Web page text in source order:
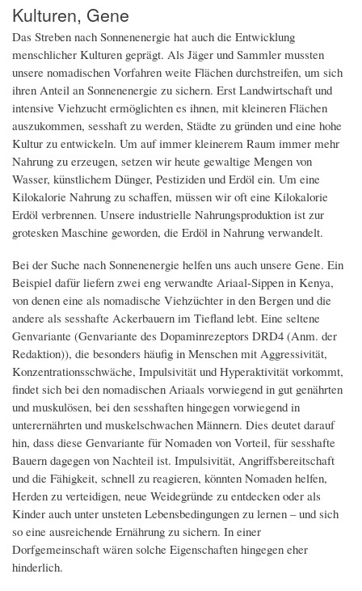
Kulturen, Gene
Das Streben nach Sonnenenergie hat auch die Entwicklung
menschlicher Kulturen geprägt. Als Jäger und Sammler mussten
unsere nomadischen Vorfahren weite Flächen durchstreifen, um sich
ihren Anteil an Sonnenenergie zu sichern. Erst Landwirtschaft und
intensive Viehzucht ermöglichten es ihnen, mit kleineren Flächen
auszukommen, sesshaft zu werden, Städte zu gründen und eine hohe
Kultur zu entwickeln. Um auf immer kleinerem Raum immer mehr
Nahrung zu erzeugen, setzen wir heute gewaltige Mengen von
Wasser, künstlichem Dünger, Pestiziden und Erdöl ein. Um eine
Kilokalorie Nahrung zu schaffen, müssen wir oft eine Kilokalorie
Erdöl verbrennen. Unsere industrielle Nahrungsproduktion ist zur
grotesken Maschine geworden, die Erdöl in Nahrung verwandelt.
Bei der Suche nach Sonnenenergie helfen uns auch unsere Gene. Ein
Beispiel dafür liefern zwei eng verwandte Ariaal-Sippen in Kenya,
von denen eine als nomadische Viehzüchter in den Bergen und die
andere als sesshafte Ackerbauern im Tiefland lebt. Eine seltene
Genvariante (Genvariante des Dopaminrezeptors DRD4 (Anm. der
Redaktion)), die besonders häufig in Menschen mit Aggressivität,
Konzentrationsschwäche, Impulsivität und Hyperaktivität vorkommt,
findet sich bei den nomadischen Ariaals vorwiegend in gut genährten
und muskulösen, bei den sesshaften hingegen vorwiegend in
unterernährten und muskelschwachen Männern. Dies deutet darauf
hin, dass diese Genvariante für Nomaden von Vorteil, für sesshafte
Bauern dagegen von Nachteil ist. Impulsivität, Angriffsbereitschaft
und die Fähigkeit, schnell zu reagieren, könnten Nomaden helfen,
Herden zu verteidigen, neue Weidegründe zu entdecken oder als
Kinder auch unter unsteten Lebensbedingungen zu lernen – und sich
so eine ausreichende Ernährung zu sichern. In einer
Dorfgemeinschaft wären solche Eigenschaften hingegen eher
hinderlich.